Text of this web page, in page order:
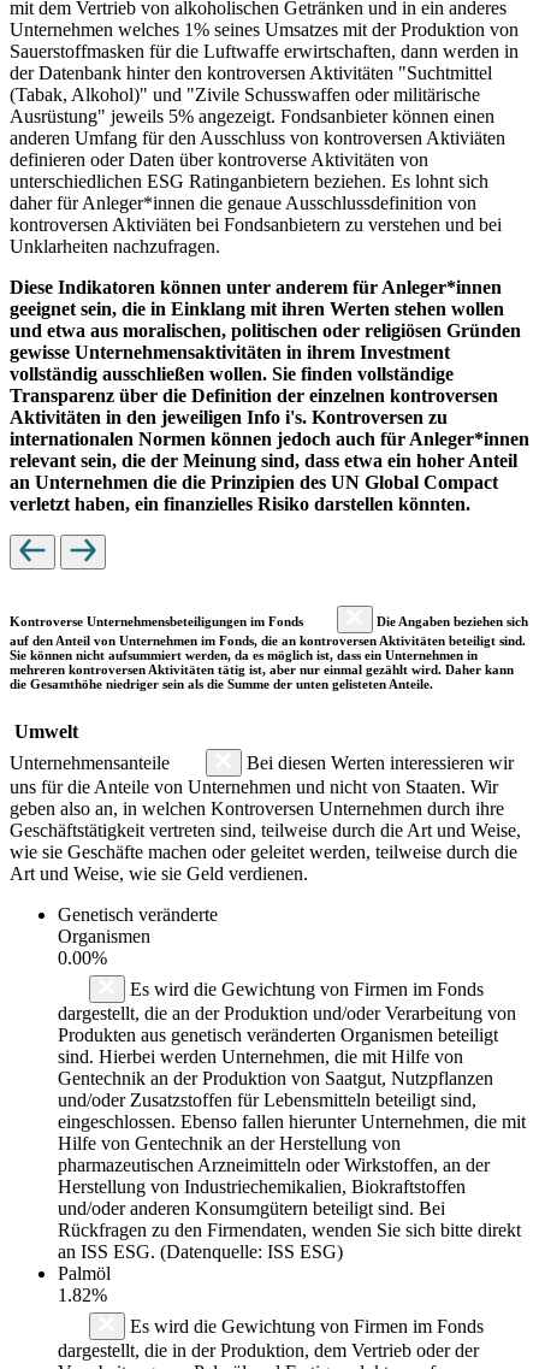
mit dem Vertrieb von alkoholischen Getränken und in ein anderes
Unternehmen welches 1% seines Umsatzes mit der Produktion von
Sauerstoffmasken für die Luftwaffe erwirtschaften, dann werden in
der Datenbank hinter den kontroversen Aktivitäten "Suchtmittel
(Tabak, Alkohol)" und "Zivile Schusswaffen oder militärische
Ausrüstung" jeweils 5% angezeigt. Fondsanbieter können einen
anderen Umfang für den Ausschluss von kontroversen Aktiviäten
definieren oder Daten über kontroverse Aktivitäten von
unterschiedlichen ESG Ratinganbietern beziehen. Es lohnt sich
daher für Anleger*innen die genaue Ausschlussdefinition von
kontroversen Aktiviäten bei Fondsanbietern zu verstehen und bei
Unklarheiten nachzufragen.
Diese Indikatoren können unter anderem für Anleger*innen
geeignet sein, die in Einklang mit ihren Werten stehen wollen
und etwa aus moralischen, politischen oder religiösen Gründen
gewisse Unternehmensaktivitäten in ihrem Investment
vollständig ausschließen wollen. Sie finden vollständige
Transparenz über die Definition der einzelnen kontroversen
Aktivitäten in den jeweiligen Info i's. Kontroversen zu
internationalen Normen können jedoch auch für Anleger*innen
relevant sein, die der Meinung sind, dass etwa ein hoher Anteil
an Unternehmen die die Prinzipien des UN Global Compact
verletzt haben, ein finanzielles Risiko darstellen könnten.
Kontroverse Unternehmensbeteiligungen im Fonds
Die Angaben beziehen sich
auf den Anteil von Unternehmen im Fonds, die an kontroversen Aktivitäten beteiligt sind.
Sie können nicht aufsummiert werden, da es möglich ist, dass ein Unternehmen in
mehreren kontroversen Aktivitäten tätig ist, aber nur einmal gezählt wird. Daher kann
die Gesamthöhe niedriger sein als die Summe der unten gelisteten Anteile.
Umwelt
Unternehmensanteile
Bei diesen Werten interessieren wir
uns für die Anteile von Unternehmen und nicht von Staaten. Wir
geben also an, in welchen Kontroversen Unternehmen durch ihre
Geschäftstätigkeit vertreten sind, teilweise durch die Art und Weise,
wie sie Geschäfte machen oder geleitet werden, teilweise durch die
Art und Weise, wie sie Geld verdienen.
Genetisch veränderte
Organismen
0.00%
Es wird die Gewichtung von Firmen im Fonds
dargestellt, die an der Produktion und/oder Verarbeitung von
Produkten aus genetisch veränderten Organismen beteiligt
sind. Hierbei werden Unternehmen, die mit Hilfe von
Gentechnik an der Produktion von Saatgut, Nutzpflanzen
und/oder Zusatzstoffen für Lebensmitteln beteiligt sind,
eingeschlossen. Ebenso fallen hierunter Unternehmen, die mit
Hilfe von Gentechnik an der Herstellung von
pharmazeutischen Arzneimitteln oder Wirkstoffen, an der
Herstellung von Industriechemikalien, Biokraftstoffen
und/oder anderen Konsumgütern beteiligt sind. Bei
Rückfragen zu den Firmendaten, wenden Sie sich bitte direkt
an ISS ESG. (Datenquelle: ISS ESG)
Palmöl
1.82%
Es wird die Gewichtung von Firmen im Fonds
dargestellt, die in der Produktion, dem Vertrieb oder der